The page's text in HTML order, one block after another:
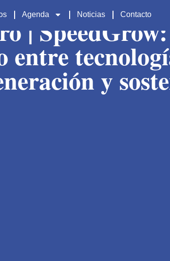
Agenda Noticias Contacto
| SpeedGrow:
y